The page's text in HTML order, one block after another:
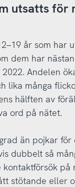
utsatts för
år som har
dem har
Andelen
lika många
hälften av
ord på nätet.
än pojkar
dubbelt så
stötande eller